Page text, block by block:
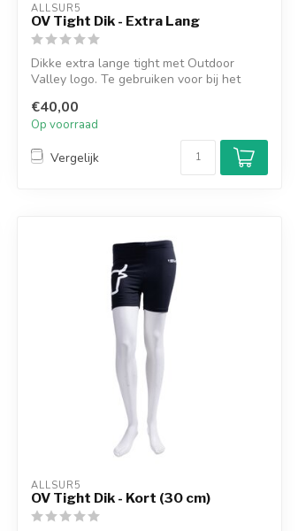
ALLSUR5
OV Tight Dik - Extra Lang
Dikke extra lange tight met Outdoor
Valley logo. Te gebruiken voor bij het
€40,00
Op voorraad
Vergelijk
ALLSUR5
OV Tight Dik - Kort (30 cm)